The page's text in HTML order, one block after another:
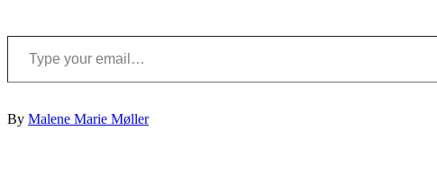
Type your email…
By Malene Marie Møller